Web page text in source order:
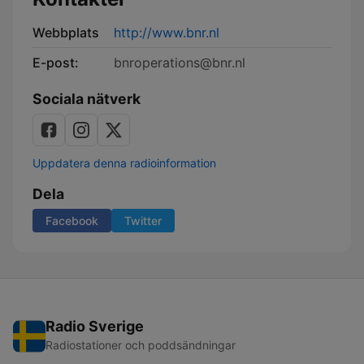
Webbplats
http://www.bnr.nl
E-post:
bnroperations@bnr.nl
Sociala nätverk
Uppdatera denna radioinformation
Dela
Facebook Twitter
Radio Sverige
Radiostationer och poddsändningar